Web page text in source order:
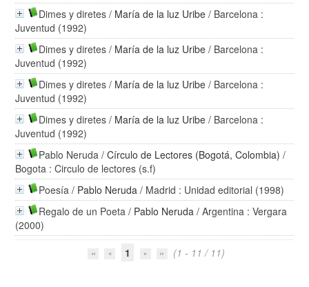
Dimes y diretes / María de la luz Uribe / Barcelona :
Juventud (1992)
Dimes y diretes / María de la luz Uribe / Barcelona :
Juventud (1992)
Dimes y diretes / María de la luz Uribe / Barcelona :
Juventud (1992)
Dimes y diretes / María de la luz Uribe / Barcelona :
Juventud (1992)
Pablo Neruda /Círculo de Lectores (Bogotá, Colombia) /
Bogota : Circulo de lectores (s.f)
Poesía / Pablo Neruda / Madrid : Unidad editorial (1998)
Regalo de un Poeta / Pablo Neruda / Argentina : Vergara
(2000)
1
(1 - 11 / 11)